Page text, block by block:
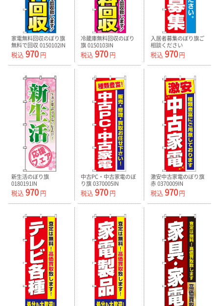
家電無料回収のぼり旗
無料で回収 0150102IN
税込 970 円
冷蔵庫無料回収のぼり
旗 0150103IN
税込 970円
入居者募集のぼり旗ご
相談ください
0140080IN
税込 970円
新生活のぼり旗
0180191IN
税込 970 円
中古PC・中古家電のぼ
り旗 0370005IN
税込 970円
激安中古家電のぼり旗
赤 0370009IN
税込 970円